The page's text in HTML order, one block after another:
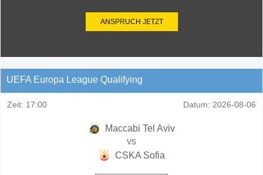
ANSPRUCH JETZT
UEFA Europa League Qualifying
Zeit: 17:00 Datum: 2026-08-06
Maccabi Tel Aviv
vs
CSKA Sofia